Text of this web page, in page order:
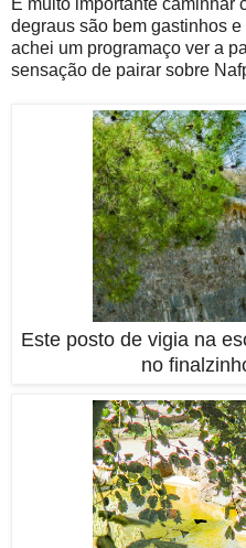
É muito importante caminhar
degraus são bem gastinhos
achei um programaço ver a
sensação de pairar sobre
Este posto de vigia na
no